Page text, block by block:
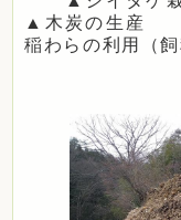
▲木
稲わらの利用（飼